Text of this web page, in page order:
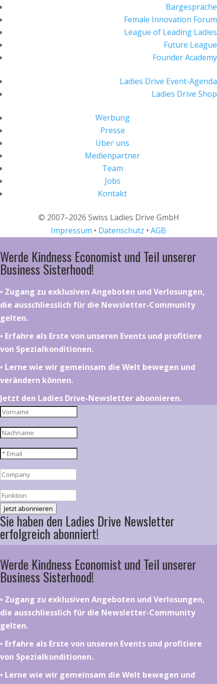
Bargespräche
Female Innovation Forum
League of Leading Ladies
Future League
Founder Academy
Ladies Drive Event-Agenda
Ladies Drive Shop
Werbung
Presse
Über uns
Medienpartner
Team
Jobs
Kontakt
© 2007–2026 Swiss Ladies Drive GmbH
Impressum • Datenschutz • AGB
Werde Kindness Economist und Teil unserer
Business Sisterhood!
•⁠ ⁠⁠Zugang zu exklusiven Angeboten und Verlosungen,
die ausschliesslich für die Newsletter-Community
gelten.
•⁠ ⁠⁠Erfahre als Erste von unseren Events und profitiere
von Spezialkonditionen.
•⁠ ⁠⁠Lerne wie wir gemeinsam die Welt bewegen und
verändern können.
Jetzt den Ladies Drive-Newsletter abonnieren.
Jetzt abonnieren
Sie haben den Ladies Drive Newsletter
erfolgreich abonniert!
Werde Kindness Economist und Teil unserer
Business Sisterhood!
•⁠ ⁠⁠Zugang zu exklusiven Angeboten und Verlosungen,
die ausschliesslich für die Newsletter-Community
gelten.
•⁠ ⁠⁠Erfahre als Erste von unseren Events und profitiere
von Spezialkonditionen.
•⁠ ⁠⁠Lerne wie wir gemeinsam die Welt bewegen und